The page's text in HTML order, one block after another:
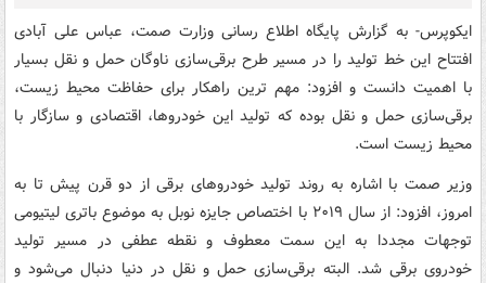
ایکوپرس- به گزارش پایگاه اطلاع رسانی وزارت صمت، عباس علی آبادی
افتتاح این خط تولید را در مسیر طرح برقی‌سازی ناوگان حمل و نقل بسیار
با اهمیت دانست و افزود: مهم ترین راهکار برای حفاظت محیط زیست،
برقی‌سازی حمل و نقل بوده که تولید این خودروها، اقتصادی و سازگار با
محیط زیست است.
وزیر صمت با اشاره به روند تولید خودروهای برقی از دو قرن پیش تا به
امروز، افزود: از سال ٢٠١٩ با اختصاص جایزه نوبل به موضوع باتری لیتیومی
توجهات مجددا به این سمت معطوف و نقطه عطفی در مسیر تولید
خودروی برقی شد. البته برقی‌سازی حمل و نقل در دنیا دنبال می‌شود و